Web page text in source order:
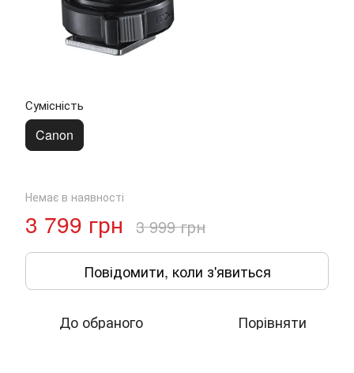
Сумісність
Canon
Немає в наявності
3 799 грн 3 999 грн
Повідомити, коли з'явиться
До обраного Порівняти